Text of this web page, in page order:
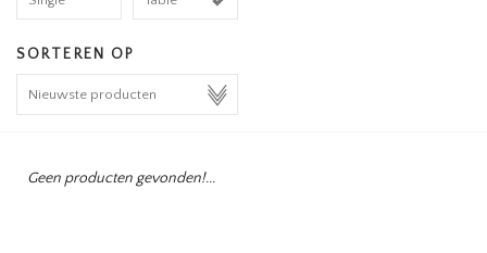
HOMEWARE
SORTEREN OP
Geen producten gevonden!...